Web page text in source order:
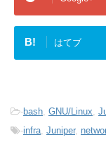
B! はてブ
-bash GNU/Linux
-infra Juniper,